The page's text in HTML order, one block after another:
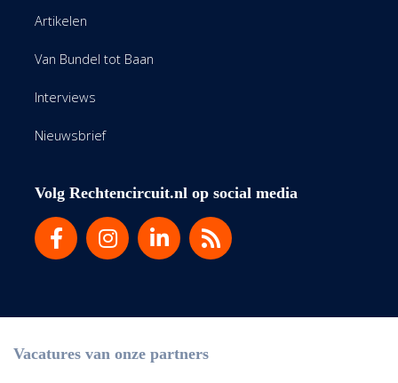
Artikelen
Van Bundel tot Baan
Interviews
Nieuwsbrief
Volg Rechtencircuit.nl op social media
Vacatures van onze partners